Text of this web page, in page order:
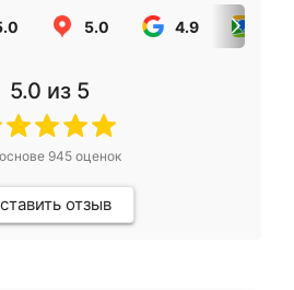
5.0 4.9
5.0 из 5
945оценок
отзыв